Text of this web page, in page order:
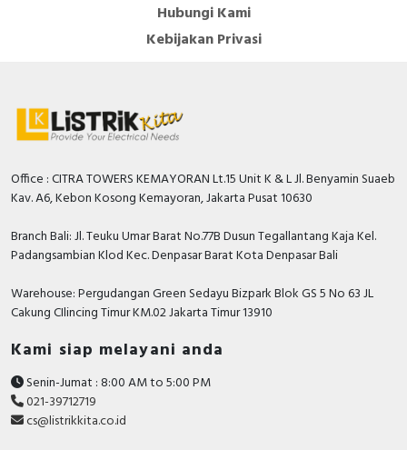
Hubungi Kami
Kebijakan Privasi
Office : CITRA TOWERS KEMAYORAN Lt.15 Unit K & L Jl. Benyamin Suaeb
Kav. A6, Kebon Kosong Kemayoran, Jakarta Pusat 10630
Branch Bali: Jl. Teuku Umar Barat No.77B Dusun Tegallantang Kaja Kel.
Padangsambian Klod Kec. Denpasar Barat Kota Denpasar Bali
Warehouse: Pergudangan Green Sedayu Bizpark Blok GS 5 No 63 JL
Cakung CIlincing Timur KM.02 Jakarta Timur 13910
Kami siap melayani anda
Senin-Jumat : 8:00 AM to 5:00 PM
021-39712719
cs@listrikkita.co.id